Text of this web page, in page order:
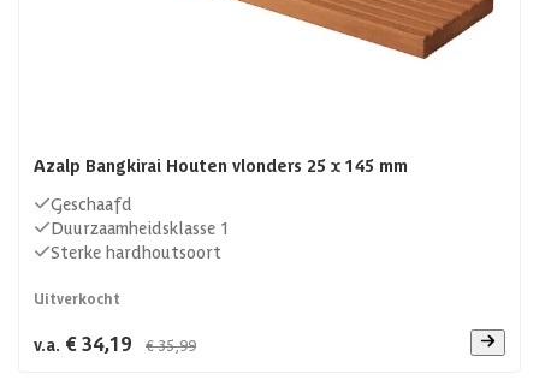
Azalp Bangkirai Houten vlonders 25 x 145 mm
Geschaafd
Duurzaamheidsklasse 1
Sterke hardhoutsoort
Uitverkocht
v.a. € 34,19 € 35,99